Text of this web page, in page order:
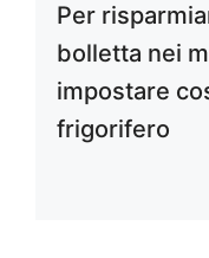
Per
bolletta nei
impostare
frigorifero